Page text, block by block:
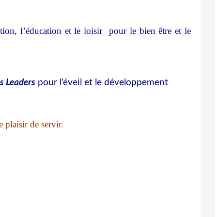
l’éducation et le loisir pour le bien être et le
Leaders pour l’éveil et le développement
plaisir de servir.